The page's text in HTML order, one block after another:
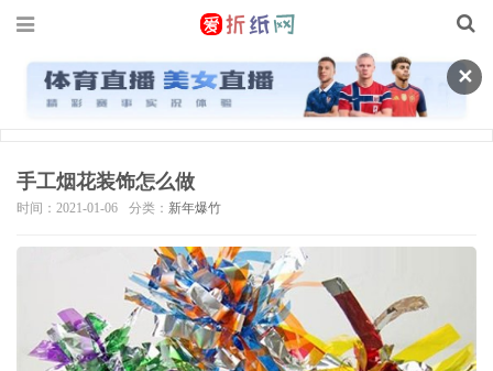
✕
手工烟花装饰怎么做
时间：2021-01-06 分类： 新年爆竹